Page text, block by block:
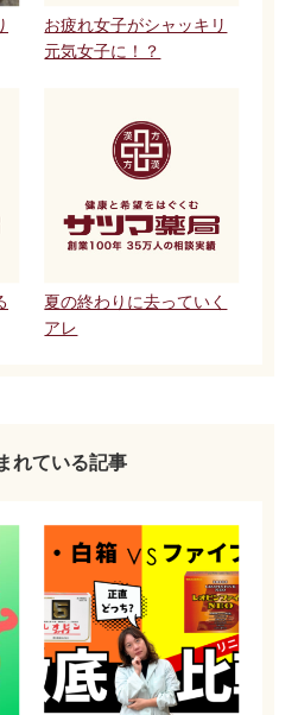
お疲れ女子がシャッキリ
元気女子に！？
夏の終わりに去っていく
アレ
れている記事